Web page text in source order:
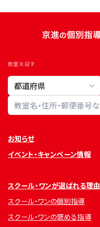
教室を探す
教室検索
お知らせ
イベント・キャンペーン情報
スクール・ワンが選ばれる理由
スクール・ワンの個別指導
スクール・ワンの褒める指導